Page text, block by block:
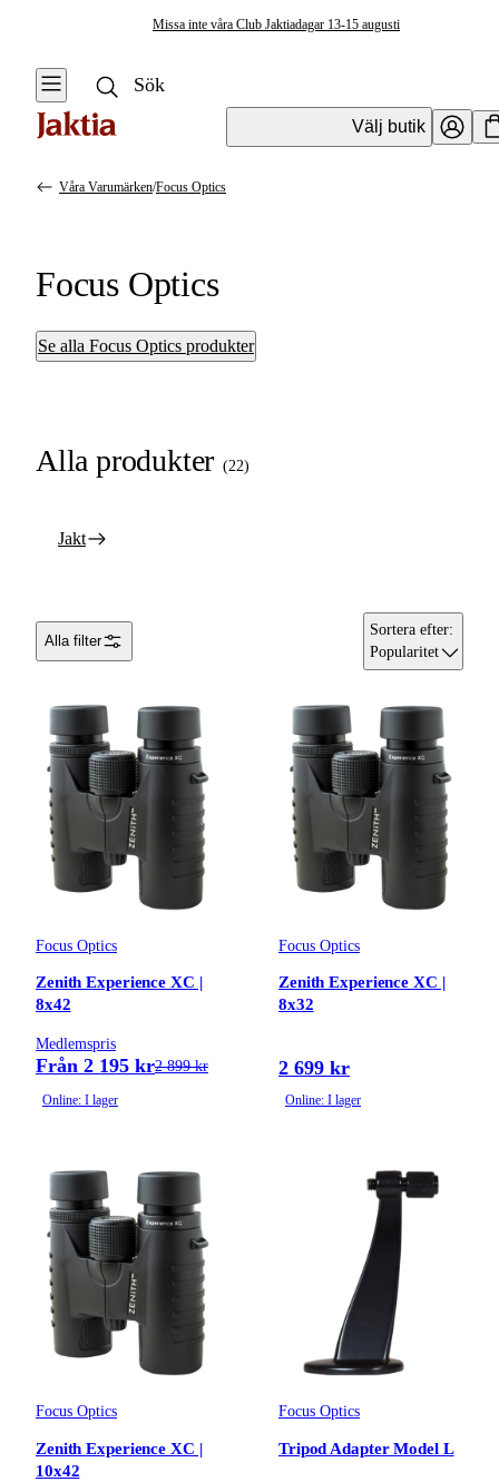
Missa inte våra Club Jaktiadagar 13-15 augusti
Välj butik
Våra Varumärken/Focus Optics
Focus Optics
Se alla Focus Optics produkter
Alla produkter (22)
Jakt
Alla filter
Sortera efter:
Popularitet
Focus Optics
Zenith Experience XC |
8x42
Medlemspris
Från 2 195 kr2 899 kr
Online: I lager
Focus Optics
Zenith Experience XC |
8x32
2 699 kr
Online: I lager
Focus Optics
Zenith Experience XC |
10x42
Focus Optics
Tripod Adapter Model L